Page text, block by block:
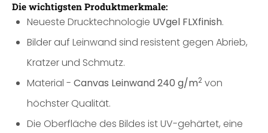
Die wichtigsten Produktmerkmale:
Neueste Drucktechnologie UVgel FLXfinish.
Bilder auf Leinwand sind resistent gegen Abrieb,
Kratzer und Schmutz.
Material - Canvas Leinwand 240 g/m2 von
höchster Qualität.
Die Oberfläche des Bildes ist UV-gehärtet, eine